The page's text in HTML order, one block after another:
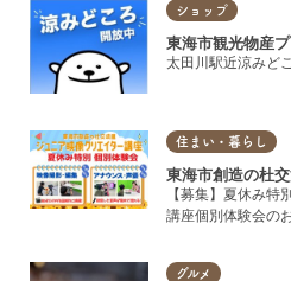
観光・自然
海・海水浴
港・釣
名所・旧跡
ショップ
東海市観光物産
太田川駅近涼みど
住まい・暮らし
東海市創造の杜
【募集】夏休み
講座個別体験会の
グルメ